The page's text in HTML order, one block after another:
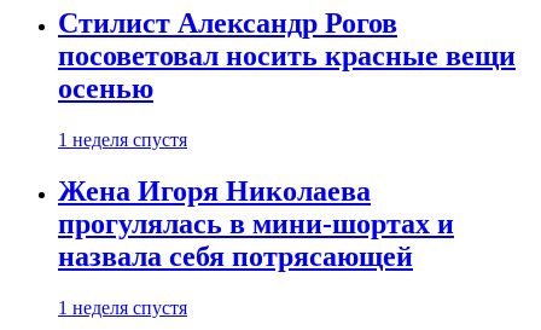
Стилист Александр Рогов
посоветовал носить красные вещи
осенью
1 неделя спустя
Жена Игоря Николаева
прогулялась в мини-шортах и
назвала себя потрясающей
1 неделя спустя